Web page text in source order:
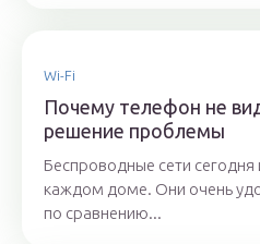
Wi-Fi
Почему телефон не
решение проблемы
Беспроводные сети
каждом доме. Они очень
по сравнению...